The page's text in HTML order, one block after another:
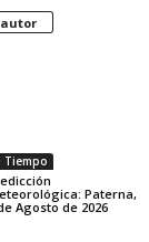
Tiempo
Paterna,
Agosto de 2026